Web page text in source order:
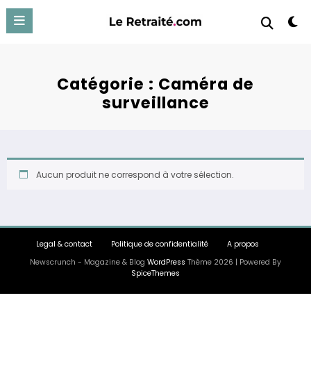
Aller
contenu
Catégorie : Caméra de
surveillance
Aucun produit ne correspond à votre sélection.
Legal & contact Politique de confidentialité
A propos
Newscrunch - Magazine & Blog WordPress Thème 2026 | Powered By
SpiceThemes